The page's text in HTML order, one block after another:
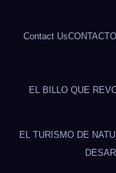
Contact UsCONTACTO
EL BILLO QUE
EL TURISMO DE